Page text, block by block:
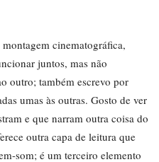
cinematográfica,
juntos, mas não
outro; também escrevo por
umas às outras. Gosto de ver
e que narram outra coisa do
outra capa de leitura que
som; é um terceiro elemento